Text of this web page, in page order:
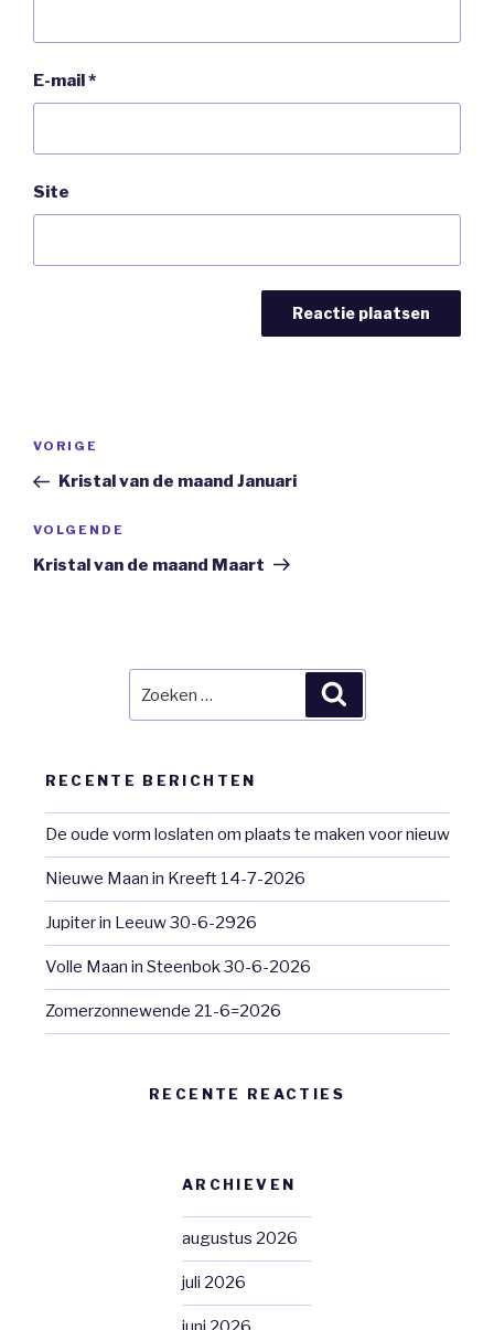
E-mail*
Site
Vorig
bericht
VORIGE
Kristal van de maand Januari
Volgend
Bericht
VOLGENDE
Kristal van de maand Maart
naar:
RECENTE BERICHTEN
De oude vorm loslaten om plaats te maken voor nieuw
Nieuwe Maan in Kreeft 14-7-2026
Jupiter in Leeuw 30-6-2926
Volle Maan in Steenbok 30-6-2026
Zomerzonnewende 21-6=2026
RECENTE REACTIES
ARCHIEVEN
augustus 2026
juli 2026